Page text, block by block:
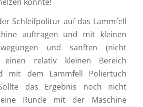
Schleifpolitur auf das Lammfell
auftragen und mit kleinen
und sanften (nicht
einen relativ kleinen Bereich
mit dem Lammfell Poliertuch
das Ergebnis noch nicht
Runde mit der Maschine